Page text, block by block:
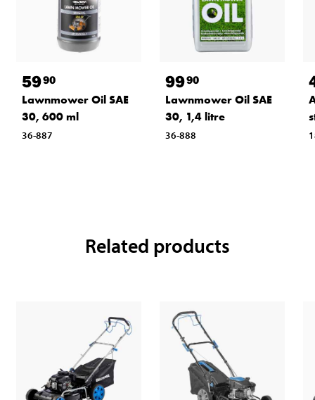
5990
Lawnmower Oil SAE
30, 600 ml
36-887
9990
Lawnmower Oil SAE
30, 1,4 litre
36-888
Related products